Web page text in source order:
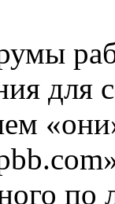
для
по